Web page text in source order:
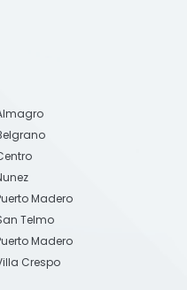
Madero
Telmo
Madero
Crespo